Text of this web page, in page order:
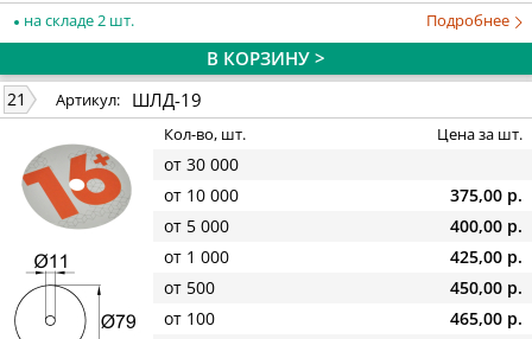
на складе 2 шт. Подробнее
В КОРЗИНУ >
21 Артикул: ШЛД-19
Кол-во, шт. Цена за шт.
от 30 000
от 10 000
375,00 р.
от 5 000
400,00 р.
от 1 000
425,00 р.
от 500
450,00 р.
от 100
465,00 р.